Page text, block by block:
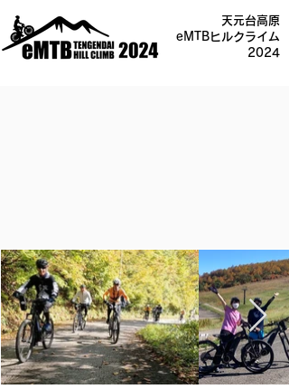
天元台高原
eMTBヒルクライム
2024